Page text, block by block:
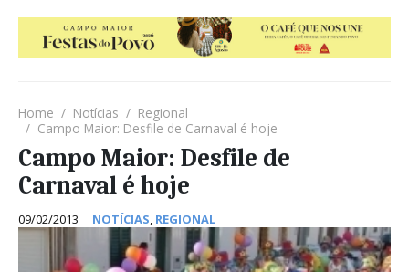
Home Notícias
Regional
Campo Maior: Desfile de Carnaval é hoje
Campo Maior: Desfile de
Carnaval é hoje
09/02/2013 NOTÍCIAS, REGIONAL